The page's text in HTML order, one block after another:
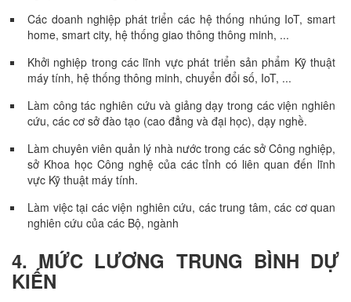
Các doanh nghiệp phát triển các hệ thống nhúng IoT, smart
home, smart city, hệ thống giao thông thông minh, ...
Khởi nghiệp trong các lĩnh vực phát triển sản phẩm Kỹ thuật
máy tính, hệ thống thông minh, chuyển đổi số, IoT, ...
Làm công tác nghiên cứu và giảng dạy trong các viện nghiên
cứu, các cơ sở đào tạo (cao đẳng và đại học), dạy nghề.
Làm chuyên viên quản lý nhà nước trong các sở Công nghiệp,
sở Khoa học Công nghệ của các tỉnh có liên quan đến lĩnh
vực Kỹ thuật máy tính.
Làm việc tại các viện nghiên cứu, các trung tâm, các cơ quan
nghiên cứu của các Bộ, ngành
4. MỨC LƯƠNG TRUNG BÌNH DỰ
KIẾN